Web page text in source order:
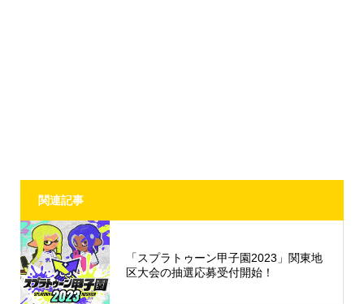
関連記事
「スプラトゥーン甲子園2023」関東地
区大会の抽選応募受付開始！